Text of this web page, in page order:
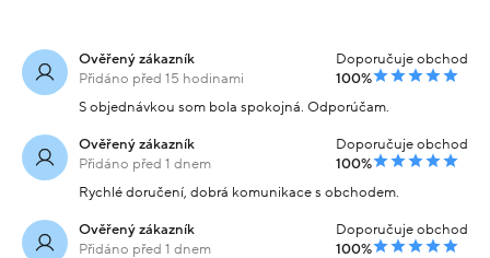
Ověřený zákazník
Přidáno před 15 hodinami
Doporučuje obchod
100%
S objednávkou som bola spokojná. Odporúčam.
Ověřený zákazník
Přidáno před 1 dnem
Doporučuje obchod
100%
Rychlé doručení, dobrá komunikace s obchodem.
Ověřený zákazník
Přidáno před 1 dnem
Doporučuje obchod
100%